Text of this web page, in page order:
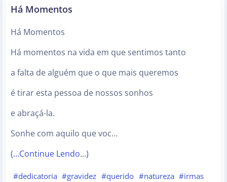
Há Momentos
Há Momentos
Há momentos na vida em que sentimos tanto
a falta de alguém que o que mais queremos
é tirar esta pessoa de nossos sonhos
e abraçá-la.
Sonhe com aquilo que voc…
(…Continue Lendo…)
#dedicatoria #gravidez #querido #natureza #irmas